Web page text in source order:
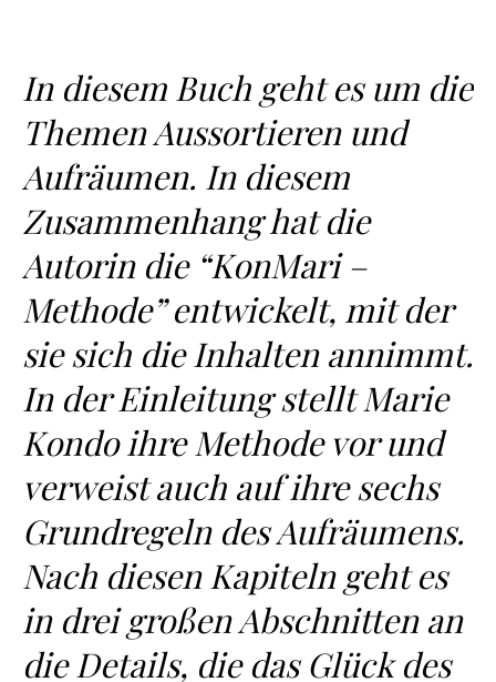
In diesem Buch geht es um die
Themen Aussortieren und
Aufräumen. In diesem
Zusammenhang hat die
Autorin die “KonMari –
Methode” entwickelt, mit der
sie sich die Inhalten annimmt.
In der Einleitung stellt Marie
Kondo ihre Methode vor und
verweist auch auf ihre sechs
Grundregeln des Aufräumens.
Nach diesen Kapiteln geht es
in drei großen Abschnitten an
die Details, die das Glück des